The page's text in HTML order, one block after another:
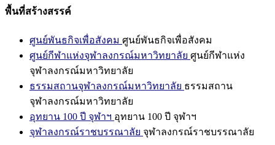
พื้นที่สร้างสรรค์
ศูนย์พันธกิจเพื่อสังคม ศูนย์พันธกิจเพื่อสังคม
ศูนย์กีฬาแห่งจุฬาลงกรณ์มหาวิทยาลัย ศูนย์กีฬาแห่ง
จุฬาลงกรณ์มหาวิทยาลัย
ธรรมสถานจุฬาลงกรณ์มหาวิทยาลัย ธรรมสถาน
จุฬาลงกรณ์มหาวิทยาลัย
อุทยาน 100 ปี จุฬาฯ อุทยาน 100 ปี จุฬาฯ
จุฬาลงกรณ์ราชบรรณาลัย จุฬาลงกรณ์ราชบรรณาลัย